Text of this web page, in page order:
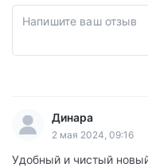
Динара
2 мая 2024, 09:16
Удобный и чистый